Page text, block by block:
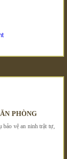
PHÒNG
vệ an ninh trật tự,